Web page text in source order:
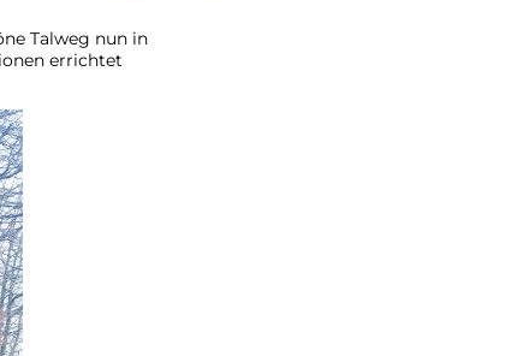
Talweg nun in
errichtet